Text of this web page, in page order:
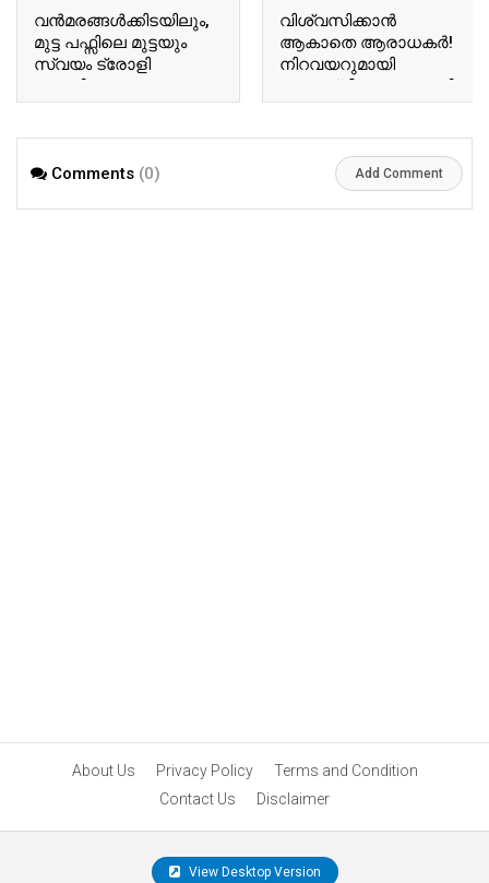
വന്‍മരങ്ങള്‍ക്കിടയിലും,
മുട്ട പഫ്സിലെ മുട്ടയും
സ്വയം ട്രോളി
ബേസിലും
ടോവിനോയും!
Viral Photo
വിശ്വസിക്കാൻ
ആകാതെ ആരാധകർ!
നിറവയറുമായി
അനുശ്രീ! വൈറലായി
അനുശ്രീയുടെ പുതിയ
Ausree Viral Photo
Comments (0) Add Comment
About Us Privacy Policy
Terms and Condition
Contact Us
Disclaimer
View Desktop Version